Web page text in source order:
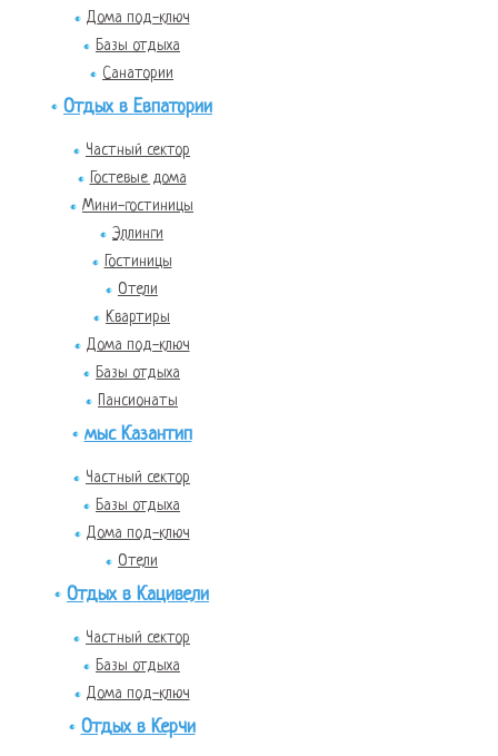
Дома под-ключ
Базы отдыха
Санатории
Отдых в Евпатории
Частный сектор
Гостевые дома
Мини-гостиницы
Эллинги
Гостиницы
Отели
Квартиры
Дома под-ключ
Базы отдыха
Пансионаты
мыс Казантип
Частный сектор
Базы отдыха
Дома под-ключ
Отели
Отдых в Кацивели
Частный сектор
Базы отдыха
Дома под-ключ
Отдых в Керчи